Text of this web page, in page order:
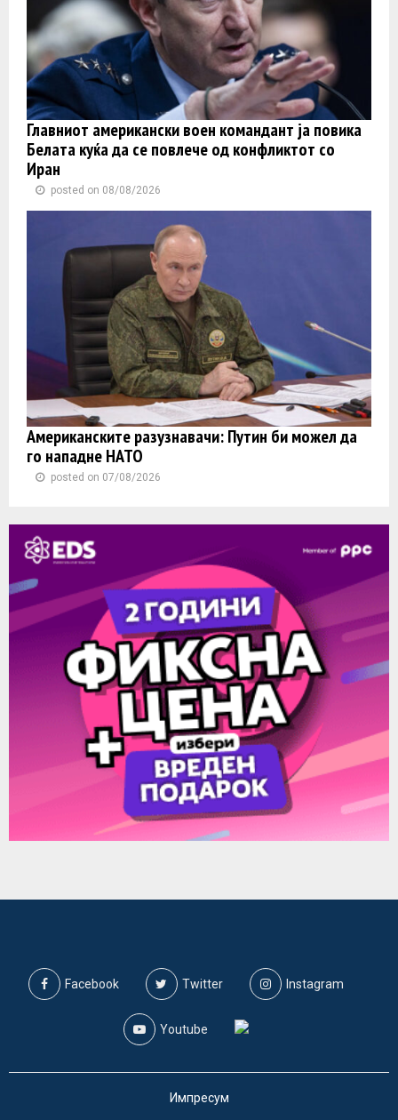
Главниот американски воен командант ја повика
Белата куќа да се повлече од конфликтот со
Иран
posted on 08/08/2026
Американските разузнавачи: Путин би можел да
го нападне НАТО
posted on 07/08/2026
Facebook Twitter Instagram
Youtube
Импресум